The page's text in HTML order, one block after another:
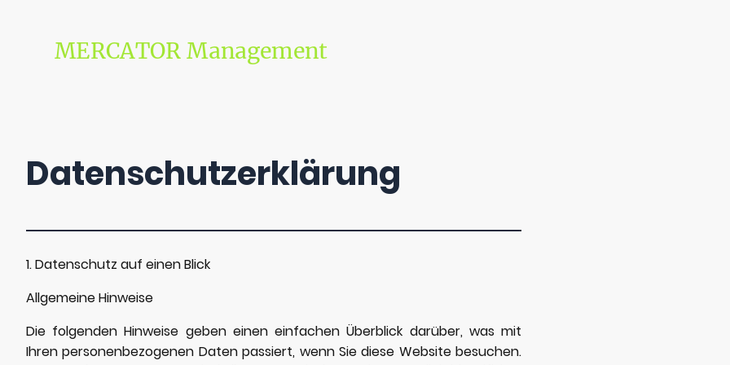
MERCATOR Management
Datenschutzerklärung
1. Datenschutz auf einen Blick
Allgemeine Hinweise
Die folgenden Hinweise geben einen einfachen Überblick darüber, was mit
Ihren personenbezogenen Daten passiert, wenn Sie diese Website besuchen.